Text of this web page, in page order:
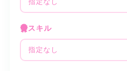
指定なし
スキル
指定なし